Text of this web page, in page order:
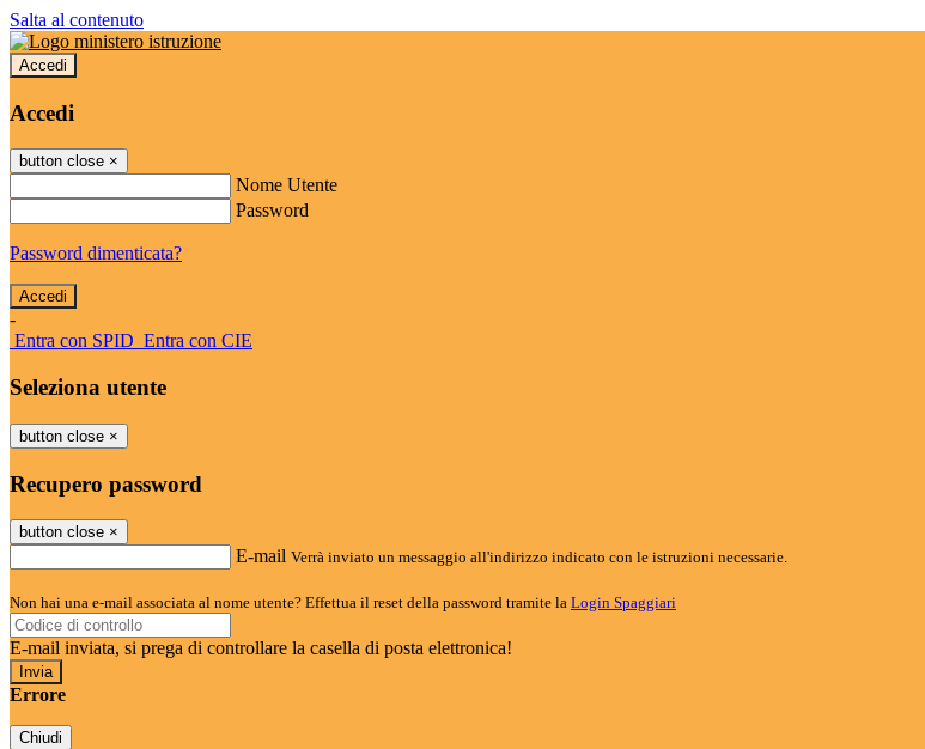
Salta al contenuto
Accedi
Accedi
button close ×
Nome Utente
Password
Password dimenticata?
-
Entra con SPID Entra con CIE
Seleziona utente
button close ×
Recupero password
button close ×
E-mail Verrà inviato un messaggio all'indirizzo indicato con le istruzioni necessarie.
Non hai una e-mail associata al nome utente? Effettua il reset della password tramite la Login Spaggiari
E-mail inviata, si prega di controllare la casella di posta elettronica!
Errore
Chiudi